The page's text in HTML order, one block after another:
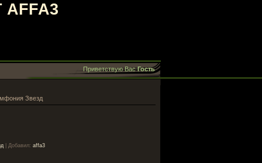
Приветствую ВасГость
Звезд
| Добавил: affa3